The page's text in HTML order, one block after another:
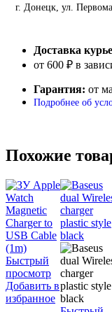
г. Донецк, ул.
Доставка
от 600 ₽ в
Гарантия: от
Подробнее об
Похожие
Быстрый
просмотр
Добавить в
избранное